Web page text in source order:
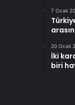
7 Ocak
20 Ocak
İki
biri